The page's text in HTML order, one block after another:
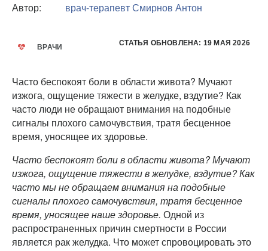
Автор:
врач-терапевтСмирнов Антон
ВРАЧИ СТАТЬЯ ОБНОВЛЕНА: 19 МАЯ 2026
Часто беспокоят боли в области живота? Мучают
изжога, ощущение тяжести в желудке, вздутие? Как
часто люди не обращают внимания на подобные
сигналы плохого самочувствия, тратя бесценное
время, уносящее их здоровье.
Часто беспокоят боли в области живота? Мучают
изжога, ощущение тяжести в желудке, вздутие? Как
часто мы не обращаем внимания на подобные
сигналы плохого самочувствия, тратя бесценное
время, уносящее наше здоровье. Одной из
распространенных причин смертности в России
является рак желудка. Что может спровоцировать это